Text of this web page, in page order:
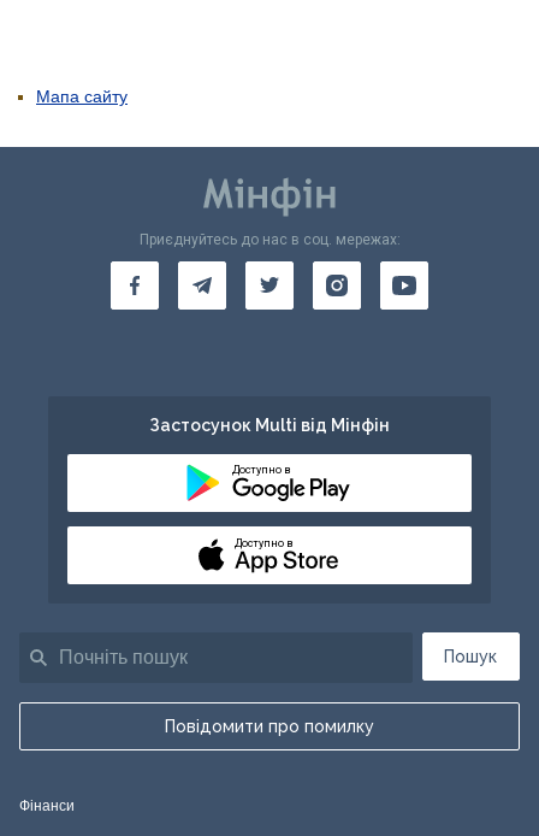
Мапа сайту
Пошук
Повідомити про помилку
Приєднуйтесь до нас в соц. мережах:
Застосунок Multi від Мінфін
Доступно в
Доступно в
Фінанси